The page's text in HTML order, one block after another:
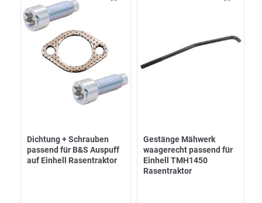
Dichtung + Schrauben
passend für B&S Auspuff
auf Einhell Rasentraktor
Gestänge Mähwerk
waagerecht passend für
Einhell TMH1450
Rasentraktor